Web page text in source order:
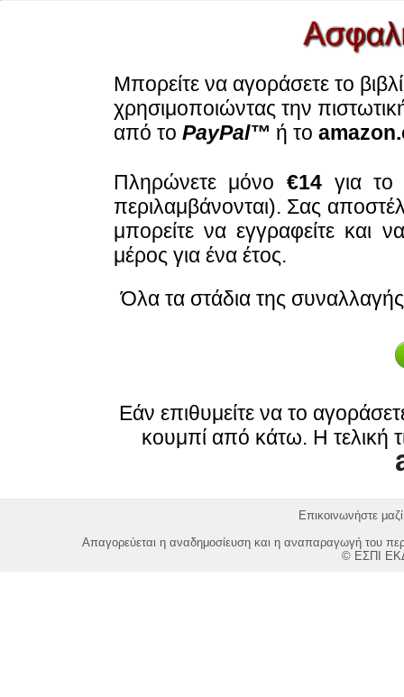
Μπορείτε να αγοράσετε το
χρησιμοποιώντας την
από το PayPal™ ή το
Πληρώνετε μόνο €14για το
περιλαμβάνονται). Σας
μπορείτε να εγγραφείτε και
μέρος για ένα έτος.
Όλα τα στάδια της
Εάν επιθυμείτε να το
κουμπί από κάτω. Η τελική
Επικοινωνήστε
Απαγορεύεται η αναδημοσίευση και η αναπαραγωγή του
© ΕΣΠΙ